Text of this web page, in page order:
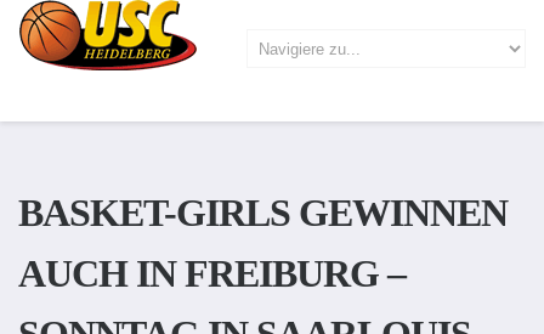
BASKET-GIRLS GEWINNEN
AUCH IN FREIBURG –